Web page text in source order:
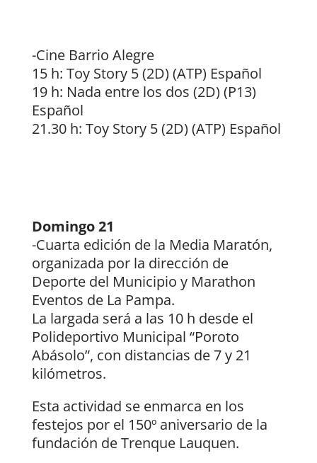
-Cine Barrio Alegre
15 h: Toy Story 5 (2D) (ATP) Español
19 h: Nada entre los dos (2D) (P13)
Español
21.30 h: Toy Story 5 (2D) (ATP) Español
Domingo 21
-Cuarta edición de la Media Maratón,
organizada por la dirección de
Deporte del Municipio y Marathon
Eventos de La Pampa.
La largada será a las 10 h desde el
Polideportivo Municipal “Poroto
Abásolo”, con distancias de 7 y 21
kilómetros.
Esta actividad se enmarca en los
festejos por el 150º aniversario de la
fundación de Trenque Lauquen.